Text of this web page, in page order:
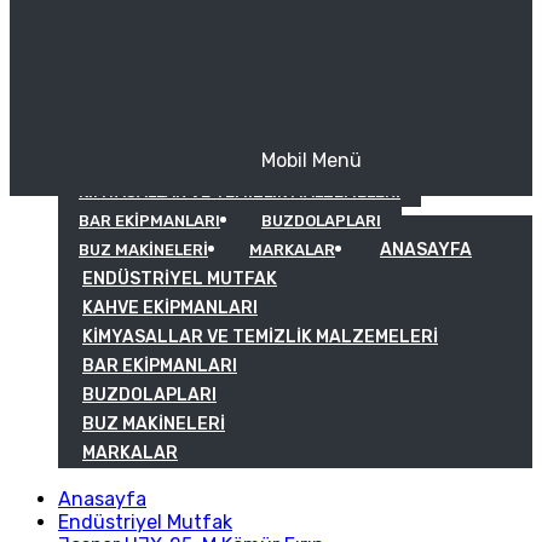
KIMYASALLAR VE TEMIZLIK MALZEMELERI
BAR EKIPMANLARI
BUZDOLAPLARI
BUZ MAKINELERI
MARKALAR
Mobil Menü
ANASAYFA
ENDÜSTRIYEL MUTFAK
KAHVE EKIPMANLARI
KIMYASALLAR VE TEMIZLIK MALZEMELERI
BAR EKIPMANLARI
BUZDOLAPLARI
BUZ MAKINELERI
MARKALAR
Anasayfa
Endüstriyel Mutfak